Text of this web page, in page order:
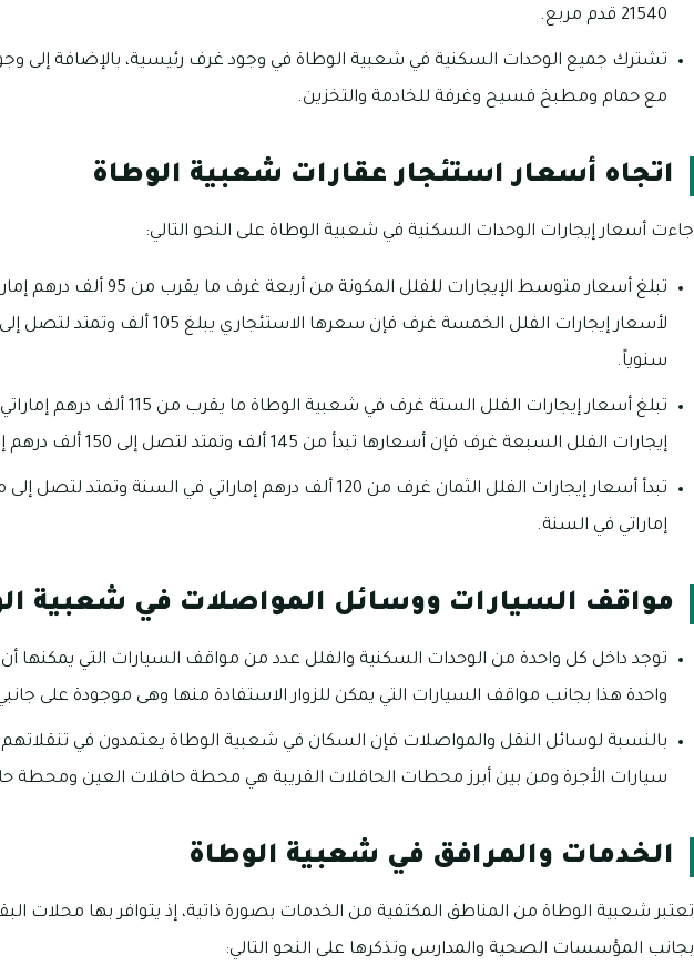
21540 قدم مربع.
تشترك جميع الوحدات السكنية في شعبية الوطاة في وجود غرف رئيسية، بالإضافة إلى
مع حمام ومطبخ فسيح وغرفة للخادمة والتخزين.
اتجاه أسعار استئجار عقارات شعبية الوطاة
جاءت أسعار إيجارات الوحدات السكنية في شعبية الوطاة على النحو التالي:
تبلغ أسعار متوسط الإيجارات للفلل
سنوياً.
تبلغ أسعار إيجارات الفلل الستة غرف في شعبية
إيجارات الفلل السبعة غرف فإن أسعارها تبدأ من 145 ألف وتمتد لتصل إلى 150 ألف درهم إماراتي سنوياً.
إماراتي في السنة.
مواقف السيارات ووسائل المواصلات في شعبية
توجد داخل كل واحدة من الوحدات السكنية والفلل عدد من مواقف السيارات التي يمكنها
واحدة هذا بجانب مواقف السيارات التي يمكن للزوار الاستفادة منها وهى موجودة على
بالنسبة لوسائل النقل والمواصلات فإن السكان في شعبية الوطاة يعتمدون في تنقلاتهم
سيارات الأجرة ومن بين أبرز محطات الحافلات القريبة هي محطة حافلات العين ومحطة
الخدمات والمرافق في شعبية الوطاة
تعتبر شعبية الوطاة من المناطق المكتفية من الخدمات بصورة ذاتية، إذ يتوافر بها محلات
بجانب المؤسسات الصحية والمدارس ونذكرها على النحو التالي: